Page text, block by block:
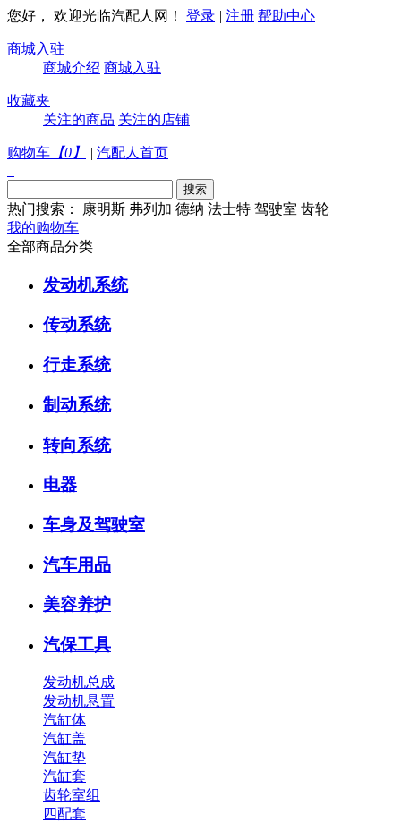
您好， 欢迎光临汽配人网！ 登录 | 注册 帮助中心
商城入驻
商城介绍 商城入驻
收藏夹
关注的商品 关注的店铺
购物车 【0 】 | 汽配人首页
热门搜索： 康明斯 弗列加 德纳 法士特 驾驶室 齿轮
我的购物车
全部商品分类
发动机系统
传动系统
行走系统
制动系统
转向系统
电器
车身及驾驶室
汽车用品
美容养护
汽保工具
发动机总成
发动机悬置
汽缸体
汽缸盖
汽缸垫
汽缸套
齿轮室组
四配套